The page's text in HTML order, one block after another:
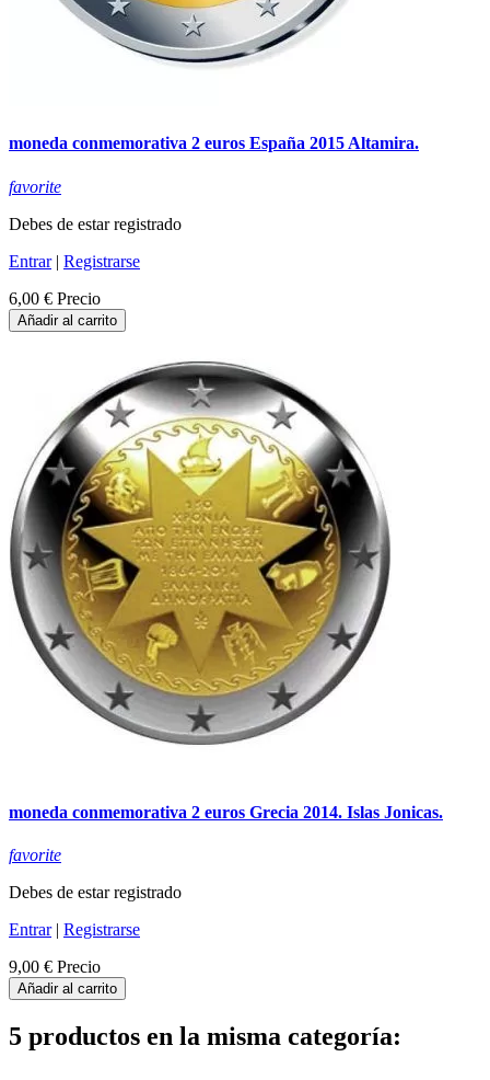
moneda conmemorativa 2 euros España 2015 Altamira.
favorite
Debes de estar registrado
Entrar| Registrarse
6,00 € Precio
Añadir al carrito
moneda conmemorativa 2 euros Grecia 2014. Islas Jonicas.
favorite
Debes de estar registrado
Entrar| Registrarse
9,00 € Precio
Añadir al carrito
5 productos en la misma categoría: